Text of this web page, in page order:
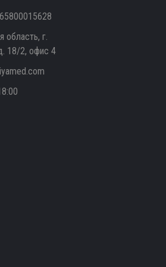
область, г.
18/2, офис 4